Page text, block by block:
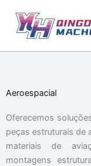
para
conteúdo
Aeroespacial
Oferecemos
peças estruturais de
materiais de
montagens